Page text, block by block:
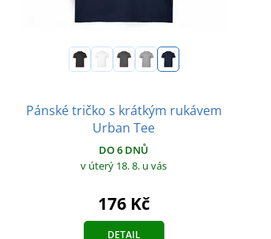
Pánské tričko s krátkým rukávem
Urban Tee
DO 6 DNŮ
v úterý 18. 8. u vás
176 Kč
DETAIL